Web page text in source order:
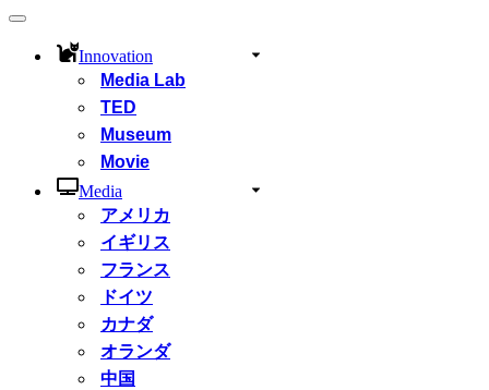
ナ
Innovation
Media Lab
TED
Museum
Movie
Media
アメリカ
イギリス
フランス
ドイツ
カナダ
オランダ
中国